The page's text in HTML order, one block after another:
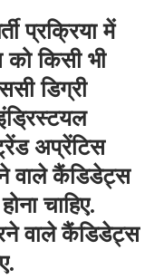
प्रक्रिया में
किसी भी
डिग्री
अप्रेंटिस
वाले कैंडिडेट्स
चाहिए.
वाले कैंडिडेट्स